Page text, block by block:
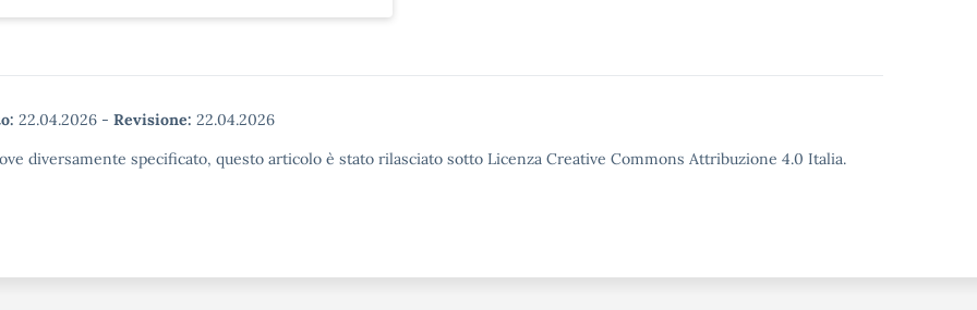
22.04.2026 - Revisione: 22.04.2026
diversamente specificato, questo articolo è stato rilasciato sotto Licenza Creative Commons Attribuzione 4.0 Italia.